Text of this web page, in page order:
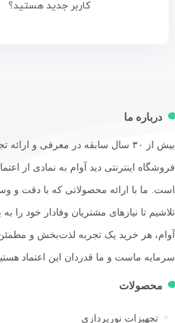
کاربر جدید هستید؟
ما
بیش از ۳۰ سال سابقه در معرفی و ارائه
اینترنتی دید آوام به نمادی از
ما با ارائه محصولاتی که با دقت و
تا نیازهای مشتریان وفادار خود را به
هر خرید یک تجربه لذت‌بخش و مطمئن
ماست و ما قدردان این اعتماد هستیم.
تجهیزات نورپردازی